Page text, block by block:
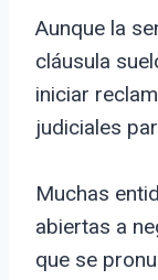
Aunque la
cláusula
iniciar
judiciales
Muchas
abiertas a
que se